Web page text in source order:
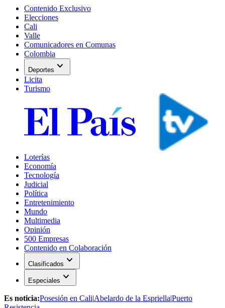
Contenido Exclusivo
Elecciones
Cali
Valle
Comunicadores en Comunas
Colombia
Deportes expand_more
Licita
Turismo
Loterías
Economía
Tecnología
Judicial
Política
Entretenimiento
Mundo
Multimedia
Opinión
500 Empresas
Contenido en Colaboración
Clasificados expand_more
Especiales expand_more
Es noticia:Posesión en Cali|Abelardo de la Espriella|Puerto